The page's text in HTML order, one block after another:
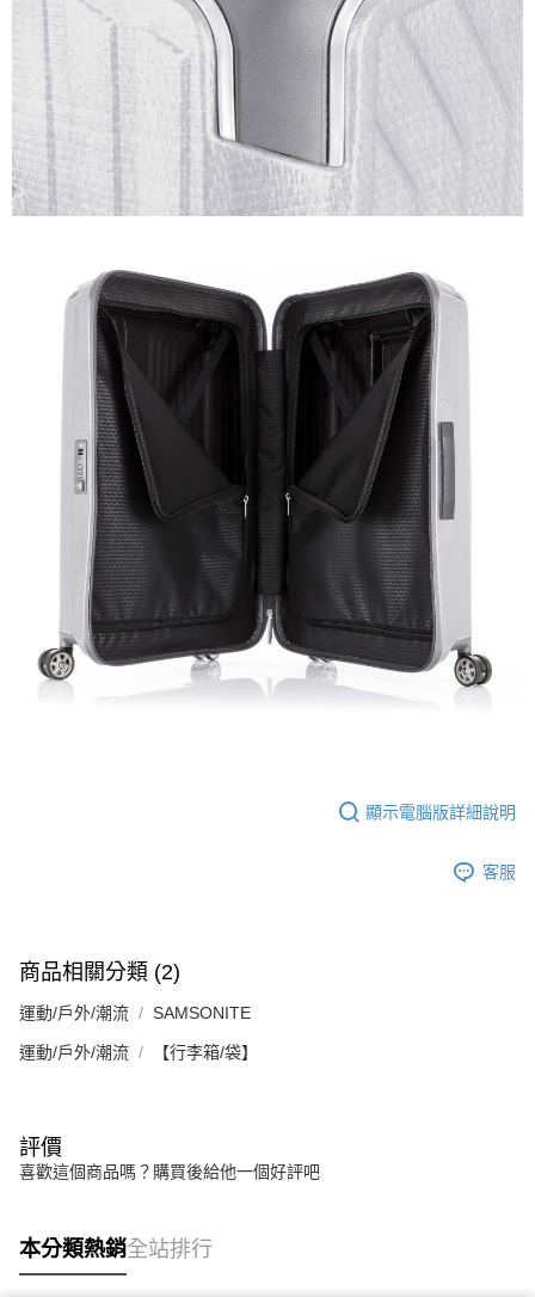
顯示電腦版詳細說明
客服
商品相關分類 (2)
運動/戶外/潮流 SAMSONITE
運動/戶外/潮流 【行李箱/袋】
評價
喜歡這個商品嗎？購買後給他一個好評吧
本分類熱銷全站排行